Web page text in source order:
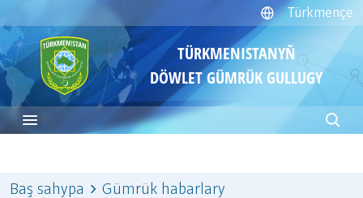
Türkmençe
TÜRKMENISTANYŇ
DÖWLET GÜMRÜK GULLUGY
Baş sahypa Gümrük habarlary